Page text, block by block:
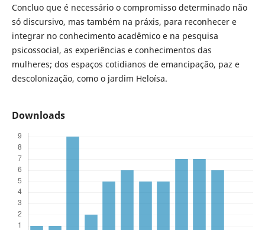
Concluo que é necessário o compromisso determinado não
só discursivo, mas também na práxis, para reconhecer e
integrar no conhecimento acadêmico e na pesquisa
psicossocial, as experiências e conhecimentos das
mulheres; dos espaços cotidianos de emancipação, paz e
descolonização, como o jardim Heloísa.
Downloads